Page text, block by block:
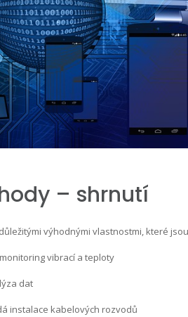
– shrnutí
výhodnými vlastnostmi, které
vibrací a teploty
dat
instalace kabelových rozvodů